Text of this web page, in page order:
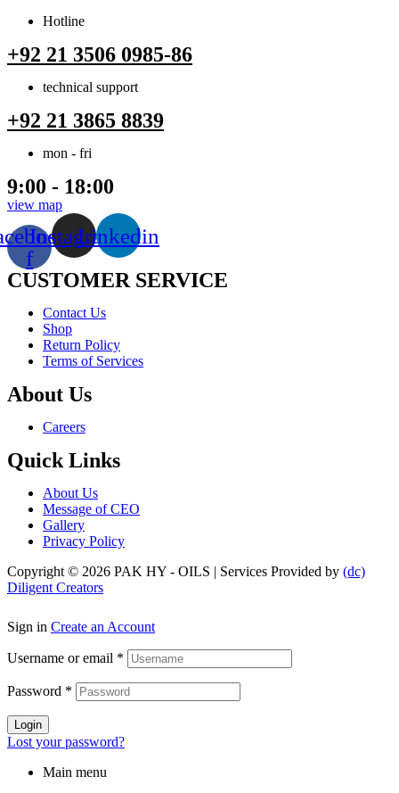
Hotline
+92 21 3506 0985-86
technical support
+92 21 3865 8839
mon - fri
9:00 - 18:00
view map
f
InstagramLinkedin
CUSTOMER SERVICE
Menu
Contact Us
Shop
Return Policy
Terms of Services
About Us
Menu Careers
Quick Links
Menu
About Us
Message of CEO
Gallery
Privacy Policy
Copyright © 2026 PAK HY - OILS | Services Provided by (dc)
Diligent Creators
Sign in Create an Account
Username or email *
Password *
Login
Lost your password?
Main menu